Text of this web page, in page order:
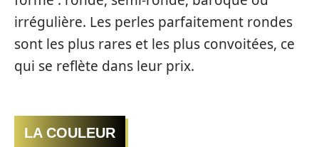
irrégulière. Les perles parfaitement rondes
sont les plus rares et les plus convoitées, ce
qui se reflète dans leur prix.
LA COULEUR